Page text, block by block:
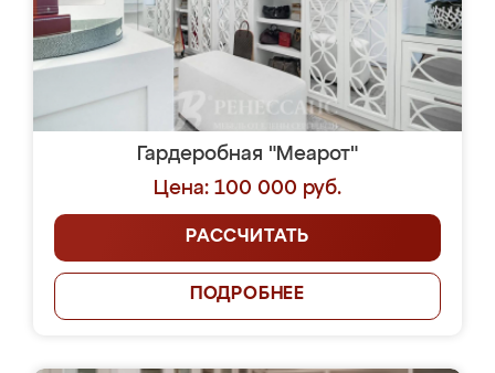
Гардеробная "Меарот"
Цена: 100 000 руб.
РАССЧИТАТЬ
ПОДРОБНЕЕ